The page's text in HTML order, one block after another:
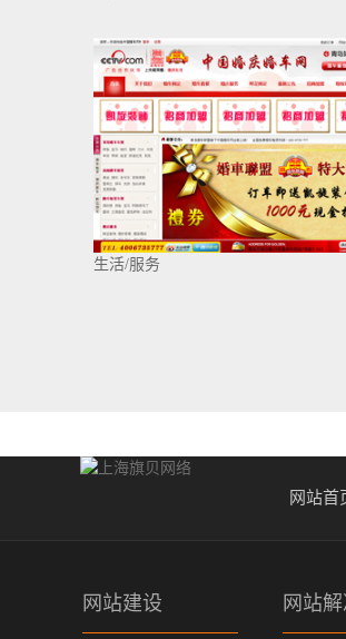
生活/服务
网站首
网站建设 网站